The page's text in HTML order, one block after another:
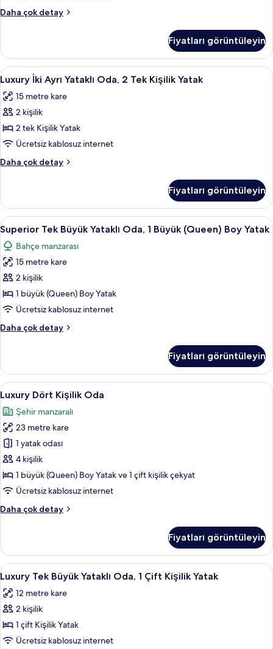
Daha çok detay
Luxury
Bahçeli
hakkında
daha
detay
Fiyatları görüntüleyin
Luxury
İki
Ayrı
Yataklı
Oda,
2
Tek
Kişilik
için
tüm
fotoğrafları
görün
Luxury İki Ayrı Yataklı Oda, 2 Tek
1
Luxury İki Ayrı Yataklı Oda, 2 Tek Kişilik Yatak
15 metre kare
2 kişilik
2 tek Kişilik Yatak
Ücretsiz kablosuz internet
Daha çok detay
Luxury
Oda,
Tek
Kişilik
Yatak
hakkında
daha
fazla
detay
Fiyatları görüntüleyin
Superior
Tek
Büyük
Yataklı
Oda,
1
Büyük
Boy
tüm
fotoğrafları
görün
Superior Tek Büyük Yataklı Oda, 1
1
Superior Tek Büyük Yataklı Oda, 1 Büyük (Queen) Boy Yatak
Bahçe manzarası
15 metre kare
2 kişilik
1 büyük (Queen) Boy Yatak
Ücretsiz kablosuz internet
Daha çok detay
Superior
Oda,
Büyük
(Queen)
Boy
Yatak
hakkında
daha
fazla
detay
Fiyatları görüntüleyin
Luxury
Dört
Kişilik
Oda
için
tüm
fotoğrafları
görün
Luxury Dört Kişilik Oda | Kaliteli
1
Luxury Dört Kişilik Oda
Şehir manzaralı
23 metre kare
1 yatak odası
4 kişilik
1 büyük (Queen) Boy Yatak ve 1 çift kişilik çekyat
Ücretsiz kablosuz internet
Daha çok detay
Luxury
hakkında
daha
fazla
Fiyatları görüntüleyin
Luxury
Tek
Büyük
Yataklı
Oda,
1
Luxury Tek Büyük Yataklı Oda, 1 Çift
1
Luxury Tek Büyük Yataklı Oda, 1 Çift Kişilik Yatak
12 metre kare
2 kişilik
1 çift Kişilik Yatak
Ücretsiz kablosuz internet